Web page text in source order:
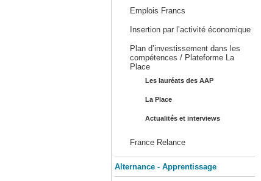
Emplois Francs
Insertion par l’activité économique
Plan d’investissement dans les
compétences / Plateforme La
Place
Les lauréats des AAP
La Place
Actualités et interviews
France Relance
Alternance - Apprentissage